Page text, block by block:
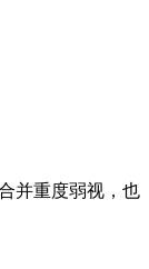
并重度弱视，也